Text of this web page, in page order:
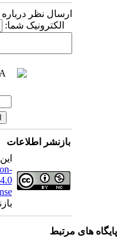
ارسال نظر درباره
الکترونیک شما:
بازنشر اطلاعات
4.0
های مرتبط